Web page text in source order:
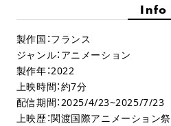
Info
製作国：フランス
ジャンル：アニメーション
製作年：2022
上映時間：約7分
配信期間：2025/4/23~2025/7/23
上映歴：関渡国際アニメーション祭